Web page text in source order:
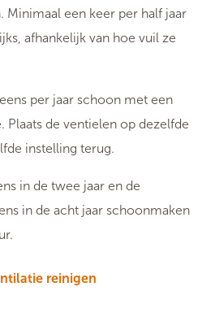
Minimaal een keer per half jaar
afhankelijk van hoe vuil ze
per jaar schoon met een
Plaats de ventielen op dezelfde
instelling terug.
in de twee jaar en de
in de acht jaar schoonmaken
reinigen